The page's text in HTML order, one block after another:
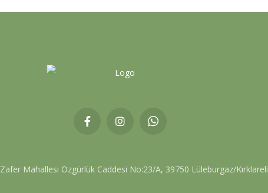
Zafer Mahallesi Özgürlük Caddesi No:23/A, 39750 Lüleburgaz/Kırklareli